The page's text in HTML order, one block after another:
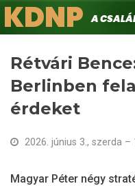
Ugrás
a
Keresés
KDNPA családokért.
Rétvári
Berlinben
érdeket
2026. június 3., szerda –
Magyar Péter négy